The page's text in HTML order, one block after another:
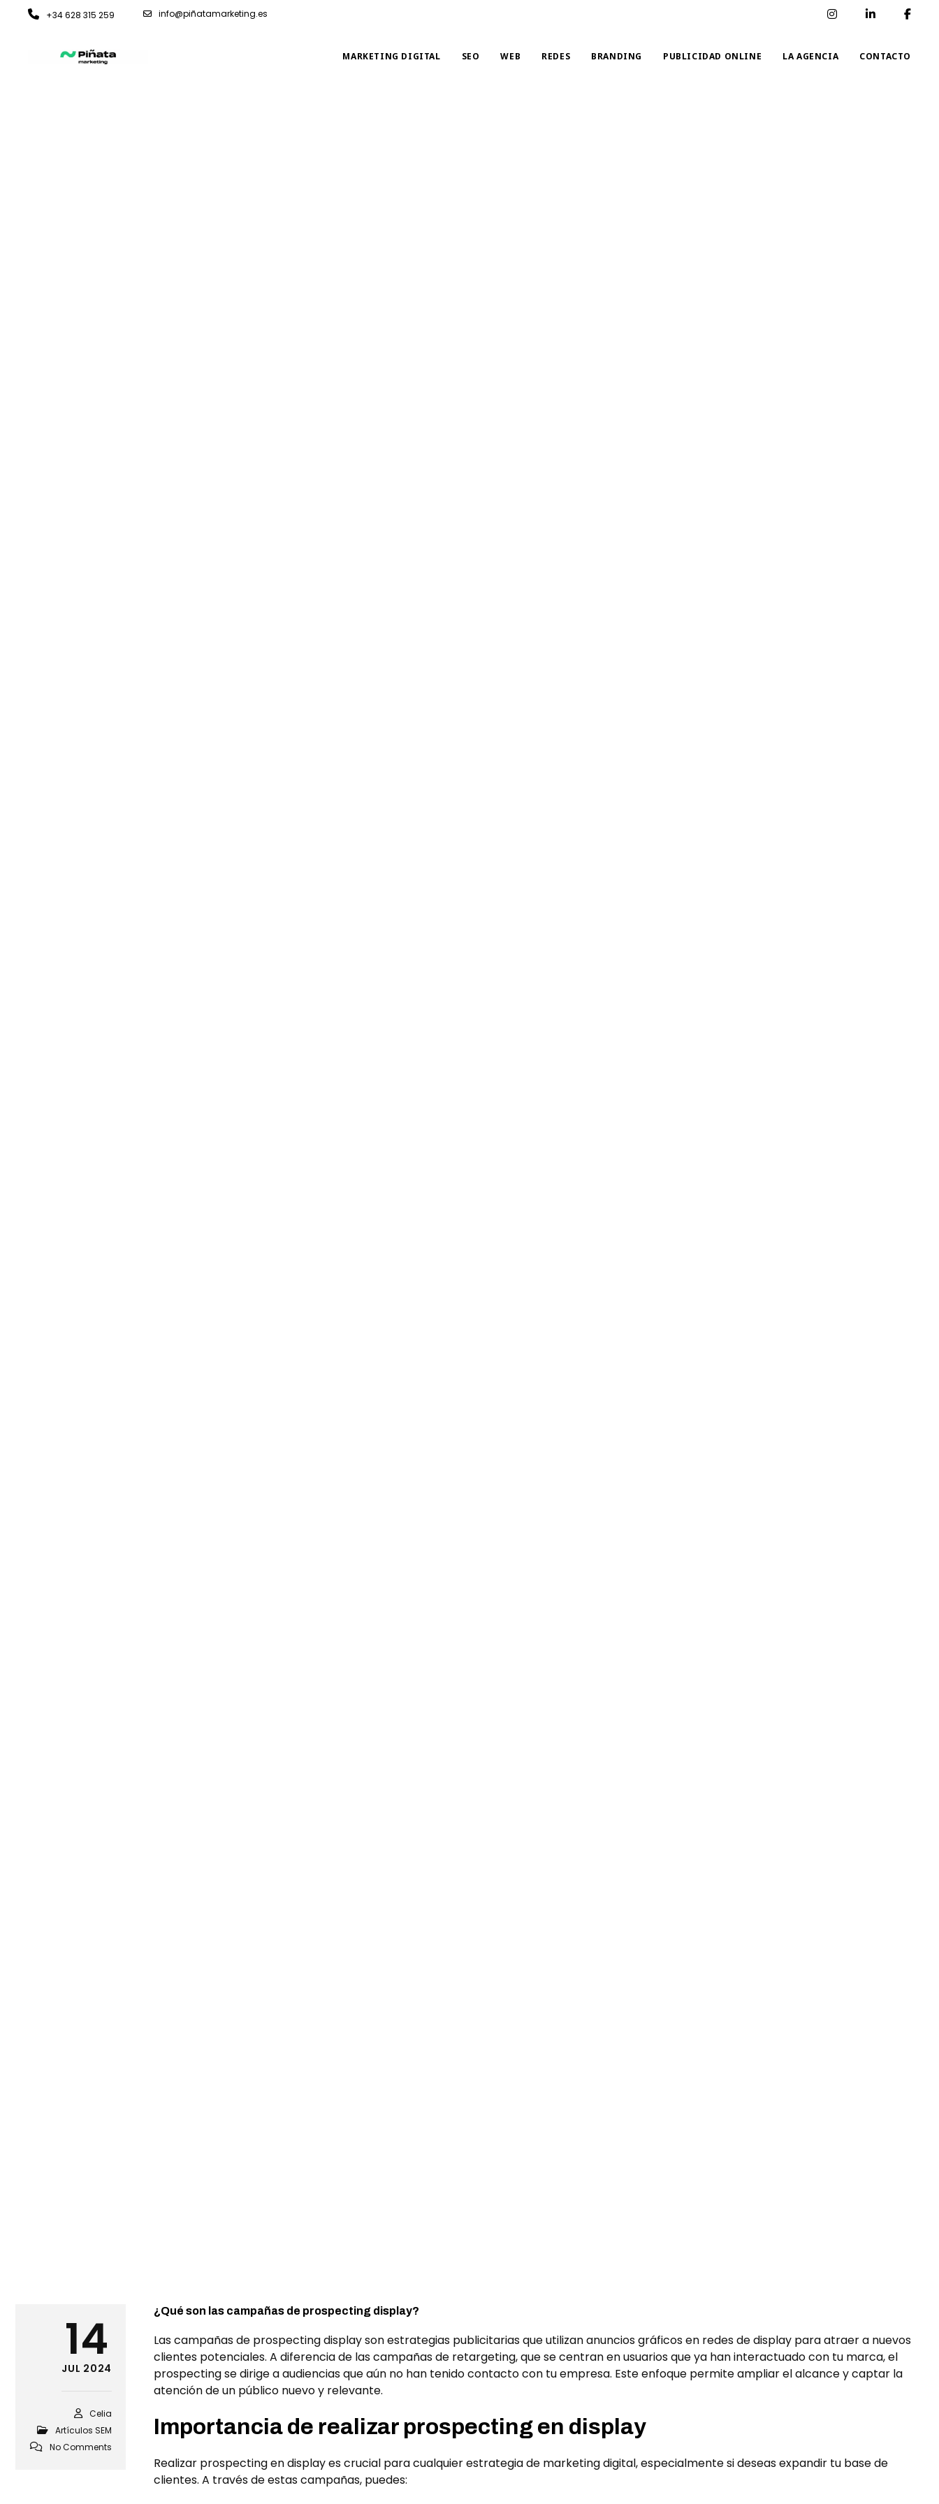
+34 628 315 259 info@piñatamarketing.es
MARKETING DIGITAL SEO WEB REDES BRANDING PUBLICIDAD ONLINE LA AGENCIA CONTACTO
14
JUL 2024
Celia
Artículos SEM
No Comments
¿Qué son las campañas de prospecting display?
Las campañas de prospecting display son estrategias publicitarias que utilizan anuncios gráficos en redes de display para atraer a nuevos
clientes potenciales. A diferencia de las campañas de retargeting, que se centran en usuarios que ya han interactuado con tu marca, el
prospecting se dirige a audiencias que aún no han tenido contacto con tu empresa. Este enfoque permite ampliar el alcance y captar la
atención de un público nuevo y relevante.
Importancia de realizar prospecting en display
Realizar prospecting en display es crucial para cualquier estrategia de marketing digital, especialmente si deseas expandir tu base de
clientes. A través de estas campañas, puedes: